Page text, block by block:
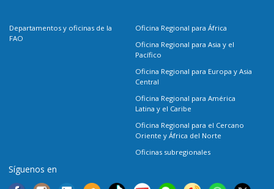
Departamentos y oficinas de la
FAO
Oficina Regional para África
Oficina Regional para Asia y el
Pacífico
Oficina Regional para Europa y Asia
Central
Oficina Regional para América
Latina y el Caribe
Oficina Regional para el Cercano
Oriente y África del Norte
Oficinas subregionales
Síguenos en